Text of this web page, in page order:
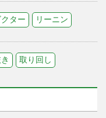
クター リーニン
取り回し